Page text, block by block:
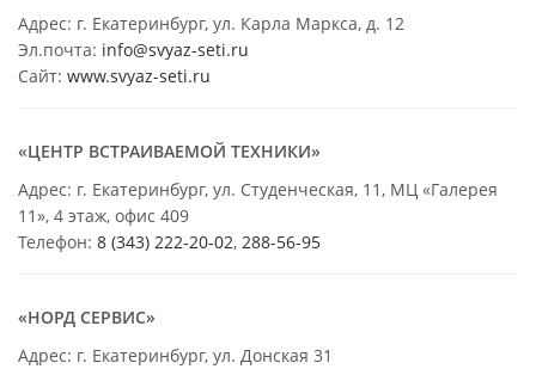
Адрес: г. Екатеринбург, ул. Карла Маркса, д. 12
Эл.почта: info@svyaz-seti.ru
Сайт: www.svyaz-seti.ru
«ЦЕНТР ВСТРАИВАЕМОЙ ТЕХНИКИ»
Адрес: г. Екатеринбург, ул. Студенческая, 11, МЦ «Галерея
11», 4 этаж, офис 409
Телефон: 8 (343) 222-20-02, 288-56-95
«НОРД СЕРВИС»
Адрес: г. Екатеринбург, ул. Донская 31